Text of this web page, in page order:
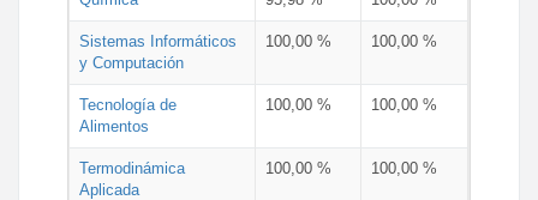
Sistemas Informáticos
y Computación
100,00 % 100,00 %
Tecnología de
Alimentos
100,00 % 100,00 %
Termodinámica
Aplicada
100,00 % 100,00 %